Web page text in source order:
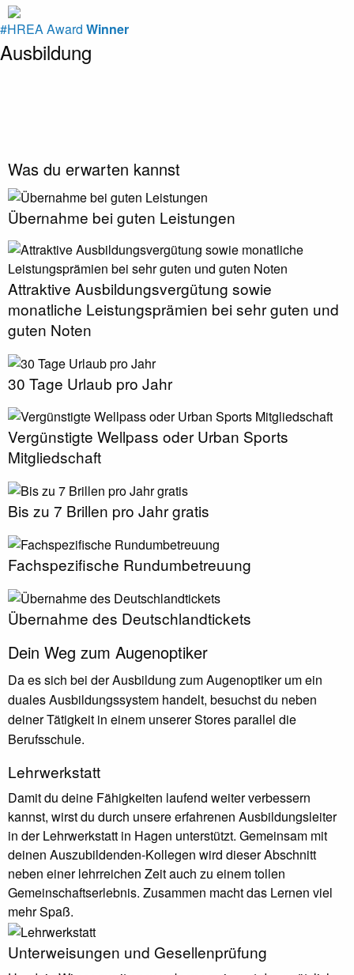
Ausbildung
Was du erwarten kannst
Übernahme bei guten Leistungen
Attraktive Ausbildungsvergütung sowie
monatliche Leistungsprämien bei sehr guten und
guten Noten
30 Tage Urlaub pro Jahr
Vergünstigte Wellpass oder Urban Sports
Mitgliedschaft
Bis zu 7 Brillen pro Jahr gratis
Fachspezifische Rundumbetreuung
Übernahme des Deutschlandtickets
Dein Weg zum Augenoptiker
Da es sich bei der Ausbildung zum Augenoptiker um ein
duales Ausbildungssystem handelt, besuchst du neben
deiner Tätigkeit in einem unserer Stores parallel die
Berufsschule.
Lehrwerkstatt
Damit du deine Fähigkeiten laufend weiter verbessern
kannst, wirst du durch unsere erfahrenen Ausbildungsleiter
in der Lehrwerkstatt in Hagen unterstützt. Gemeinsam mit
deinen Auszubildenden-Kollegen wird dieser Abschnitt
neben einer lehrreichen Zeit auch zu einem tollen
Gemeinschaftserlebnis. Zusammen macht das Lernen viel
mehr Spaß.
Unterweisungen und Gesellenprüfung